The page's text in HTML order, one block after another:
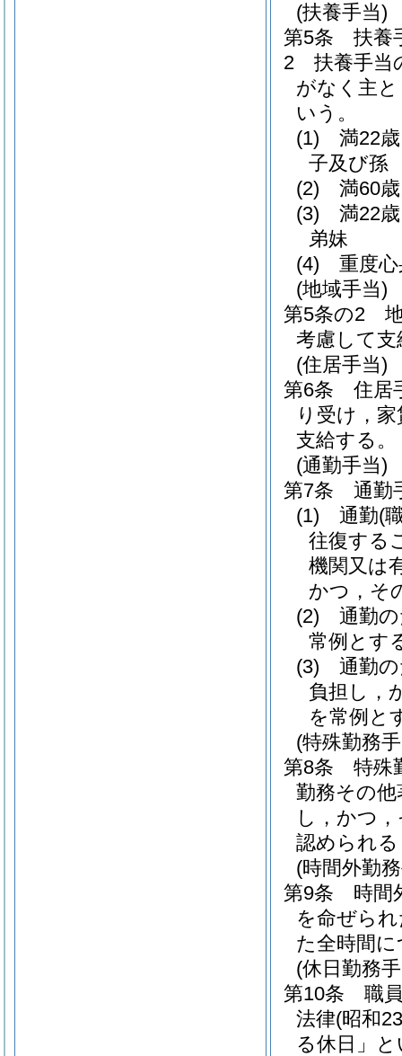
(扶養手当)
第5条
扶養
2
扶養手当
がなく主
いう。
(1)
満22
子及び孫
(2)
満60
(3)
満22
弟妹
(4)
重度
(地域手当)
第5条の2
考慮して
(住居手当)
第6条
住居
り受け，家
支給する。
(通勤手当)
第7条
通勤
(1)
通勤(
往復する
機関又は
かつ，そ
(2)
通勤
常例とす
(3)
通勤
負担し，
を常例と
(特殊勤務
第8条
特殊
勤務その
し，かつ
認められ
(時間外勤
第9条
時間
を命ぜら
た全時間
(休日勤務
第10条
職
法律(昭和
る休日」